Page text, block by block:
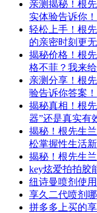
亲测揭秘！根
实体验告诉你！
轻松上手！根
的亲密时刻更无
揭秘价格！根
格不菲？我来
亲测分享！根
验告诉你答案！
揭秘真相！根
器”还是真实有
揭秘！根先生
松掌握性生活
揭秘！根先生
key炫爱拍拍胶
纽诗曼喷剂使
享久二代喷剂
拼多多上买的